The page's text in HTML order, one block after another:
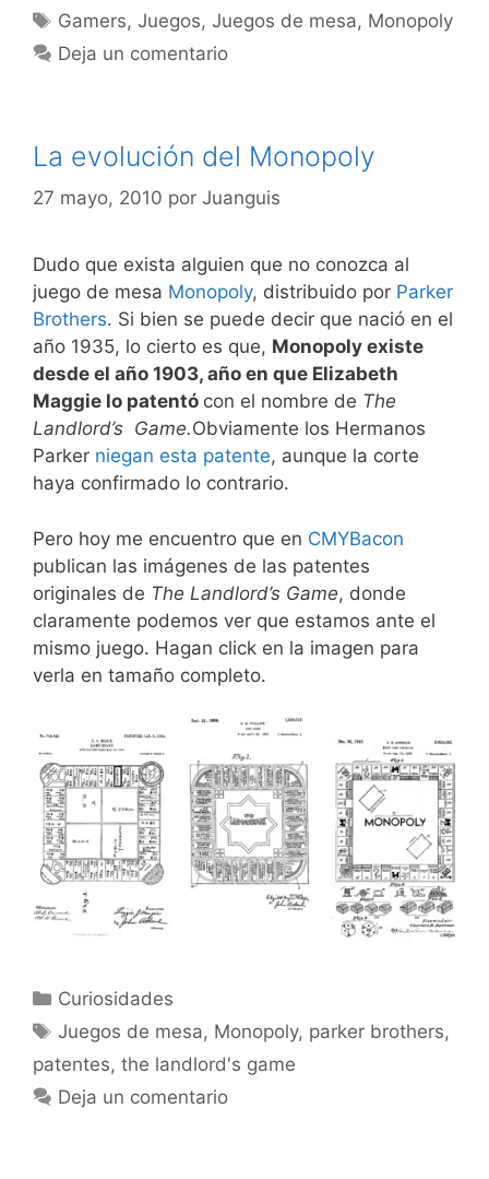
Etiquetas
Gamers,Juegos,Juegos de mesa, Monopoly
Deja un comentario
La evolución del Monopoly
27 mayo, 2010 por Juanguis
Dudo que exista alguien que no conozca al
juego de mesa Monopoly, distribuido por Parker
Brothers. Si bien se puede decir que nació en el
año 1935, lo cierto es que, Monopoly existe
desde el año 1903, año en que Elizabeth
Maggie lo patentó con el nombre de The
Landlord’s Game.Obviamente los Hermanos
Parker niegan esta patente, aunque la corte
haya confirmado lo contrario.
Pero hoy me encuentro que en CMYBacon
publican las imágenes de las patentes
originales de The Landlord’s Game, donde
claramente podemos ver que estamos ante el
mismo juego. Hagan click en la imagen para
verla en tamaño completo.
Categorías
Curiosidades
Etiquetas
Juegos de mesa, Monopoly, parker brothers,
patentes, the landlord's game
Deja un comentario